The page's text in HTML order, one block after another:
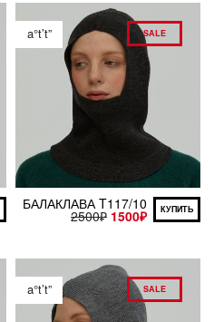
a°t’t” SALE
БАЛАКЛАВА T117/10
2500₽ 1500₽ КУПИТЬ
a°t’t” SALE